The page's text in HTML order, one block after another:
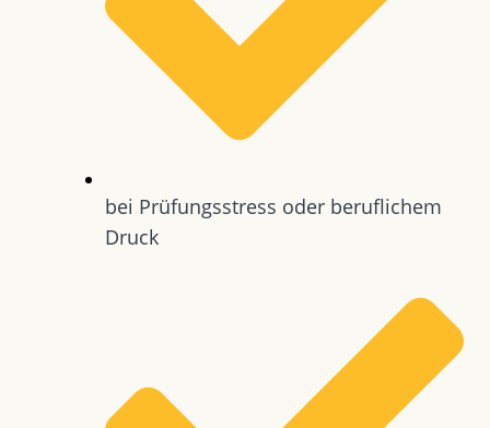
bei Prüfungsstress oder beruflichem
Druck